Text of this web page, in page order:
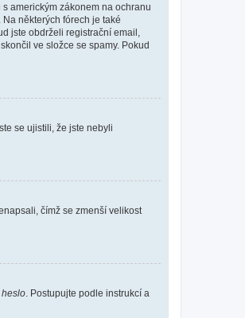
americkým zákonem na ochranu
některých fórech je také
jste obdrželi registrační email,
ve složce se spamy. Pokud
se ujistili, že jste nebyli
čímž se zmenší velikost
heslo . Postupujte podle instrukcí a